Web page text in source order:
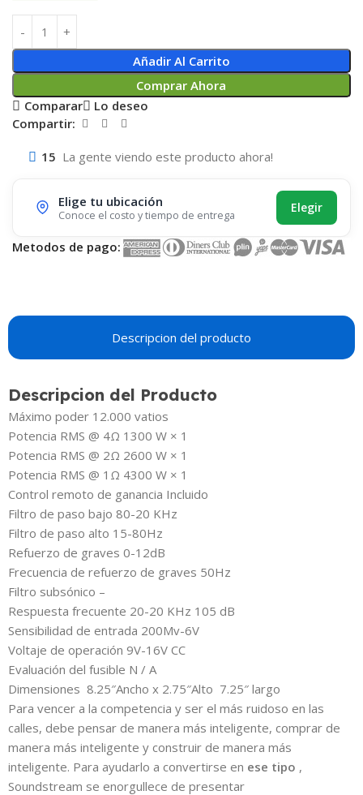
Añadir Al Carrito
Comprar Ahora
Comparar
Lo deseo
Compartir:
15 La gente viendo este producto ahora!
Elige tu ubicación
Conoce el costo y tiempo de entrega
Elegir
Metodos de pago:
Descripcion del producto
Descripcion del Producto
Máximo poder 12.000 vatios
Potencia RMS @ 4Ω 1300 W × 1
Potencia RMS @ 2Ω 2600 W × 1
Potencia RMS @ 1Ω 4300 W × 1
Control remoto de ganancia Incluido
Filtro de paso bajo 80-20 KHz
Filtro de paso alto 15-80Hz
Refuerzo de graves 0-12dB
Frecuencia de refuerzo de graves 50Hz
Filtro subsónico –
Respuesta frecuente 20-20 KHz 105 dB
Sensibilidad de entrada 200Mv-6V
Voltaje de operación 9V-16V CC
Evaluación del fusible N / A
Dimensiones 8.25″Ancho x 2.75″Alto 7.25″ largo
Para vencer a la competencia y ser el más ruidoso en las
calles, debe pensar de manera más inteligente, comprar de
manera más inteligente y construir de manera más
inteligente. Para ayudarlo a convertirse en ese tipo ,
Soundstream se enorgullece de presentar